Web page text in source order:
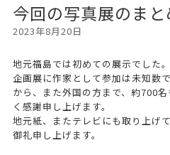
今回の写真展のまと
2023年8月20日
地元福島では初めての展示でした。
企画展に作家として参加は未知数
から、また外国の方まで、約700
く感謝申し上げます。
地元紙、またテレビにも取り上げ
御礼申し上げます。